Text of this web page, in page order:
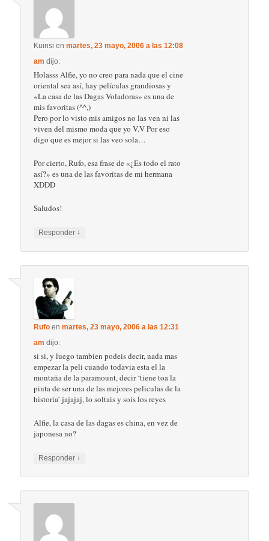
Kuinsi enmartes, 23 mayo, 2006 a las 12:08
am dijo:
Holasss Alfie, yo no creo para nada que el cine
oriental sea así, hay películas grandiosas y
«La casa de las Dagas Voladoras» es una de
mis favoritas (^^,)
Pero por lo visto mis amigos no las ven ni las
viven del mismo moda que yo V.V Por eso
digo que es mejor si las veo sola…
Por cierto, Rufo, esa frase de «¿Es todo el rato
así?» es una de las favoritas de mi hermana
XDDD
Saludos!
Responder ↓
Rufo enmartes, 23 mayo, 2006 a las 12:31
am dijo:
si si, y luego tambien podeis decir, nada mas
empezar la peli cuando todavia esta el la
montaña de la paramount, decir ‘tiene toa la
pinta de ser una de las mejores peliculas de la
historia’ jajajaj, lo soltais y sois los reyes
Alfie, la casa de las dagas es china, en vez de
japonesa no?
Responder ↓